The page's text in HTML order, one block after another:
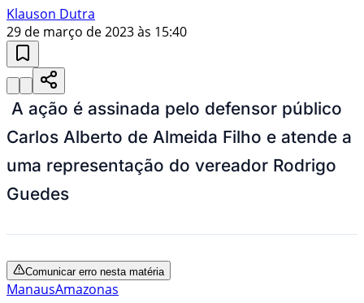
Klauson Dutra
29 de março de 2023 às 15:40
A ação é assinada pelo defensor público
Carlos Alberto de Almeida Filho e atende a
uma representação do vereador Rodrigo
Guedes
Comunicar erro nesta matéria
ManausAmazonas